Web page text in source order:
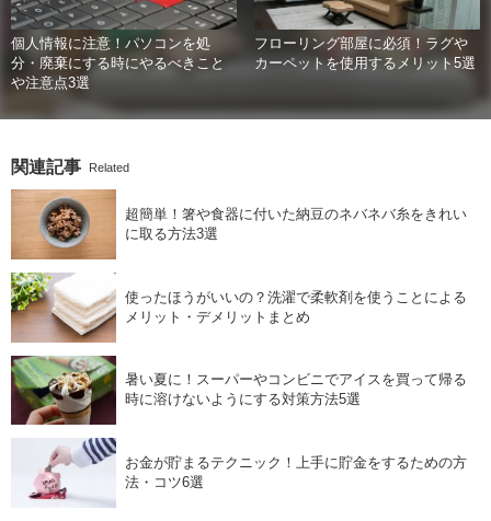
個人情報に注意！パソコンを処
分・廃棄にする時にやるべきこと
や注意点3選
フローリング部屋に必須！ラグや
カーペットを使用するメリット5選
関連記事 Related
超簡単！箸や食器に付いた納豆のネバネバ糸をきれい
に取る方法3選
使ったほうがいいの？洗濯で柔軟剤を使うことによる
メリット・デメリットまとめ
暑い夏に！スーパーやコンビニでアイスを買って帰る
時に溶けないようにする対策方法5選
お金が貯まるテクニック！上手に貯金をするための方
法・コツ6選